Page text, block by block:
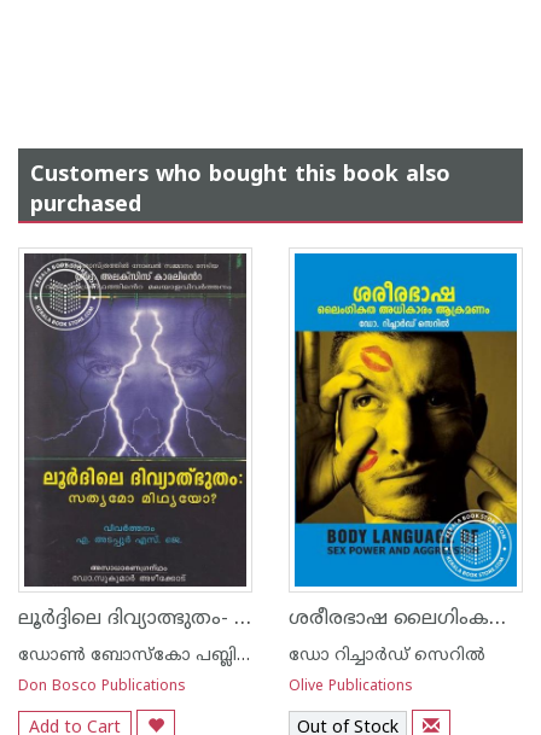
Customers who bought this book also
purchased
ലൂര്‍ദ്ദിലെ ദിവ്യാത്ഭുതം- സത്യമോ മിഥ്യയോ
ഡോണ്‍ ബോസ്കോ പബ്ലിക്കേഷന്‍സ്
Don Bosco Publications
Add to Cart
ശരീരഭാഷ ലൈഗിംകത അധികാരം ആക്രമണം
ഡോ റിച്ചാര്‍ഡ് സെറില്‍
Olive Publications
Out of Stock